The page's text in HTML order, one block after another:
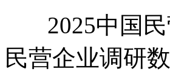
2025中国民
民营企业调研